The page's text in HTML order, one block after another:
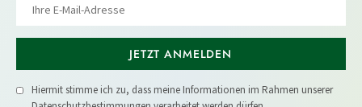
JETZT ANMELDEN
Hiermit stimme ich zu, dass meine Informationen im Rahmen unserer